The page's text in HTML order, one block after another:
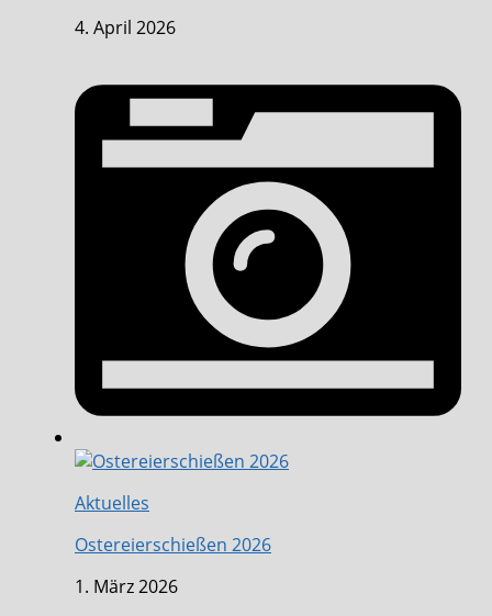
4. April 2026
Aktuelles
Ostereierschießen 2026
1. März 2026